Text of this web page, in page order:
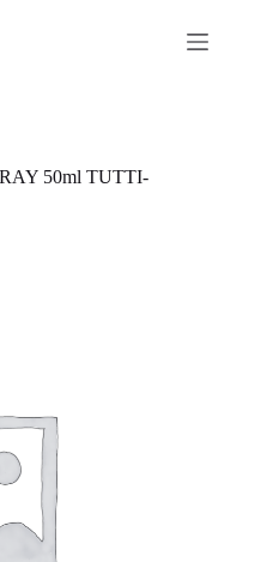
50ml TUTTI-